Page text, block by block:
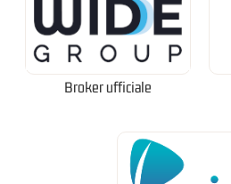
Broker ufficiale